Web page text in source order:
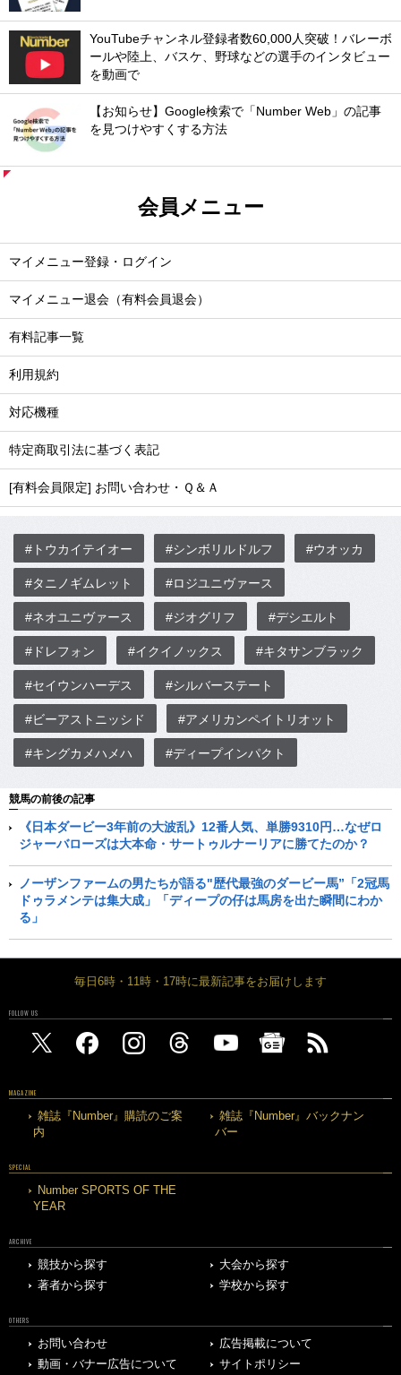
YouTubeチャンネル登録者数60,000人突破！バレーボ
ールや陸上、バスケ、野球などの選手のインタビュー
を動画で
【お知らせ】Google検索で「Number Web」の記事
を見つけやすくする方法
会員メニュー
マイメニュー登録・ログイン
マイメニュー退会（有料会員退会）
有料記事一覧
利用規約
対応機種
特定商取引法に基づく表記
[有料会員限定] お問い合わせ・Ｑ＆Ａ
#トウカイテイオー #シンボリルドルフ #ウオッカ
#タニノギムレット #ロジユニヴァース
#ネオユニヴァース #ジオグリフ #デシエルト
#ドレフォン #イクイノックス #キタサンブラック
#セイウンハーデス #シルバーステート
#ビーアストニッシド #アメリカンペイトリオット
#キングカメハメハ #ディープインパクト
競馬の前後の記事
《日本ダービー3年前の大波乱》12番人気、単勝9310円…なぜロ
ジャーバローズは大本命・サートゥルナーリアに勝てたのか？
ノーザンファームの男たちが語る"歴代最強のダービー馬”「2冠馬
ドゥラメンテは集大成」「ディープの仔は馬房を出た瞬間にわか
る」
毎日6時・11時・17時に最新記事をお届けします
FOLLOW US
MAGAZINE
雑誌『Number』購読のご案
内
雑誌『Number』バックナン
バー
SPECIAL
Number SPORTS OF THE
YEAR
ARCHIVE
競技から探す
大会から探す
著者から探す
学校から探す
OTHERS
お問い合わせ
広告掲載について
動画・バナー広告について
サイトポリシー